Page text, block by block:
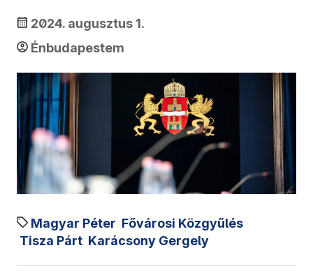
2024. augusztus 1.
Énbudapestem
Magyar Péter Fővárosi Közgyűlés
Tisza Párt Karácsony Gergely